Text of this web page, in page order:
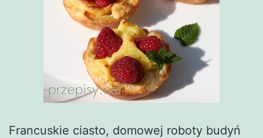
Francuskie ciasto, domowej roboty budyń